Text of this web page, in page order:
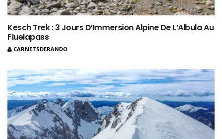
Kesch Trek : 3 Jours D’Immersion Alpine De L’Albula Au
Fluelapass
CARNETSDERANDO